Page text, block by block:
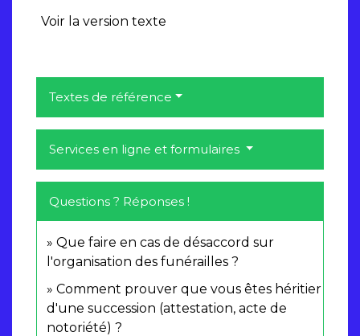
Voir la version texte
Textes de référence
Services en ligne et formulaires
Questions ? Réponses !
Que faire en cas de désaccord sur
l'organisation des funérailles ?
Comment prouver que vous êtes héritier
d'une succession (attestation, acte de
notoriété) ?